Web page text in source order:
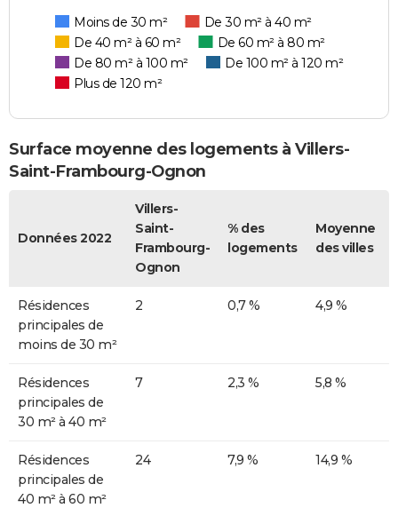
Moins de 30 m²
De 30 m² à 40 m²
De 40 m² à 60 m²
De 60 m² à 80 m²
De 80 m² à 100 m²
De 100 m² à 120 m²
Plus de 120 m²
Surface moyenne des logements à Villers-
Saint-Frambourg-Ognon
Données 2022
Villers-
Saint-
Frambourg-
Ognon
% des
logements
Moyenne
des villes
Résidences
principales de
moins de 30 m²
2 0,7 % 4,9 %
Résidences
principales de
30 m² à 40 m²
7 2,3 % 5,8 %
Résidences
principales de
40 m² à 60 m²
24 7,9 % 14,9 %